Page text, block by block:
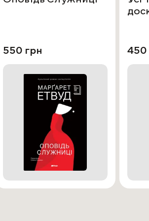
550 грн 450